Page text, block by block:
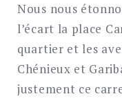
Nous nous
l’écart la place
quartier et les
Chénieux et
justement ce